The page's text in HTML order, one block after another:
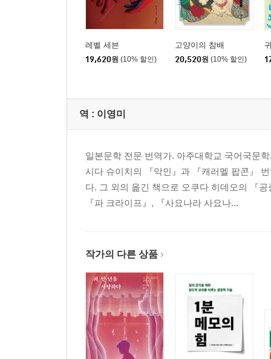
레벨 세븐
19,620원 (10% 할인)
고양이의 참배
20,520원 (10% 할인)
역 : 이영미
일본문학 전문 번역가. 아주대학교 국어국문
시다 슈이치의 『악인』과 『캐러멜 팝콘』
다. 그 외의 옮긴 책으로 오쿠다 히데오의 『
『파 크라이프』, 『사요나라 사요나...
작가의 다른 상품